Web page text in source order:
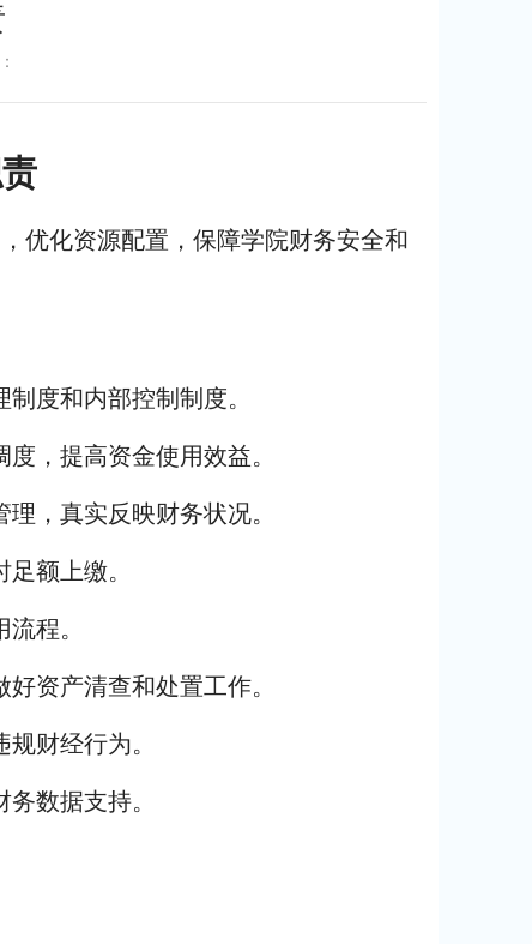
优化资源配置，保障学院财务安全和
度和内部控制制度。
，提高资金使用效益。
，真实反映财务状况。
额上缴。
程。
资产清查和处置工作。
财经行为。
数据支持。